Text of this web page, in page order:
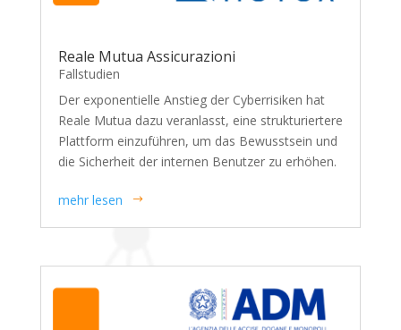
Reale Mutua Assicurazioni
Fallstudien
Der exponentielle Anstieg der Cyberrisiken hat
Reale Mutua dazu veranlasst, eine strukturiertere
Plattform einzuführen, um das Bewusstsein und
die Sicherheit der internen Benutzer zu erhöhen.
mehr lesen